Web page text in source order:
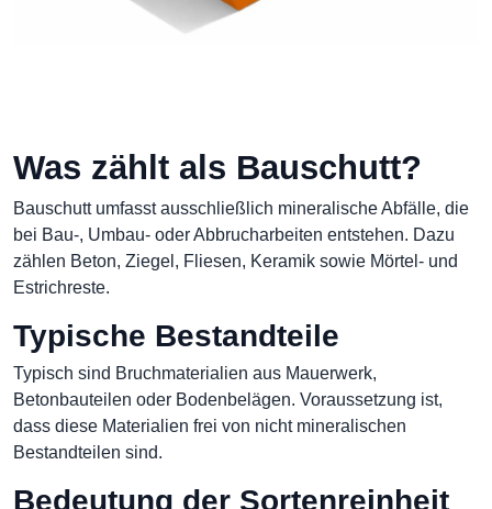
Was zählt als Bauschutt?
Bauschutt umfasst ausschließlich mineralische Abfälle, die
bei Bau-, Umbau- oder Abbrucharbeiten entstehen. Dazu
zählen Beton, Ziegel, Fliesen, Keramik sowie Mörtel- und
Estrichreste.
Typische Bestandteile
Typisch sind Bruchmaterialien aus Mauerwerk,
Betonbauteilen oder Bodenbelägen. Voraussetzung ist,
dass diese Materialien frei von nicht mineralischen
Bestandteilen sind.
Bedeutung der Sortenreinheit